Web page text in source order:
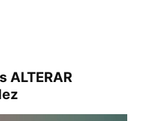
ALTERAR